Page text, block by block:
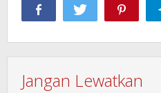
Jangan Lewatkan